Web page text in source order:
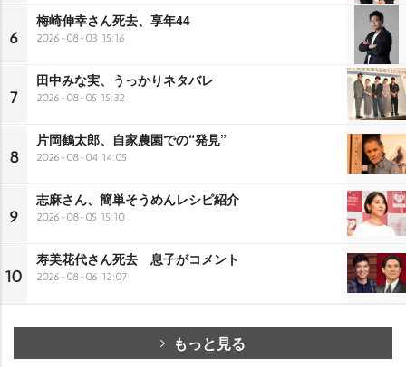
6
梅崎伸幸さん死去、享年44
2026-08-03 15:16
7
田中みな実、うっかりネタバレ
2026-08-05 15:32
8
片岡鶴太郎、自家農園での“発見”
2026-08-04 14:05
9
志麻さん、簡単そうめんレシピ紹介
2026-08-05 15:10
10
寿美花代さん死去 息子がコメント
2026-08-06 12:07
もっと見る